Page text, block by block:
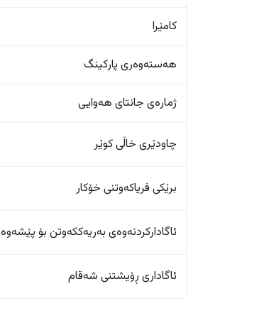
کامێرا
هەستەوەری پارکینگ
ژمارەی جانتای هەوایی
چاودێری خاڵی کوێر
برێکی فریاکەوتنی خۆکار
ئاگادارکردنەوەی بەریەککەوتن بۆ پێشەوە
ئاگاداری ڕۆیشتنی شەقام